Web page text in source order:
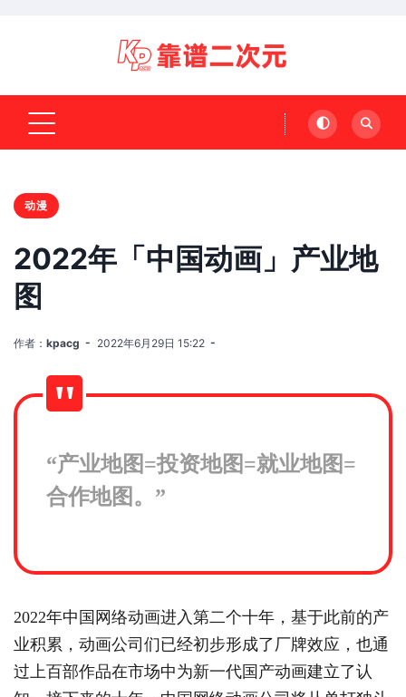
动漫
2022年「中国动画」产业地
图
作者： kpacg 2022年6月29日 15:22
“产业地图=投资地图=就业地图=
合作地图。”
2022年中国网络动画进入第二个十年，基于此前的产
业积累，动画公司们已经初步形成了厂牌效应，也通
过上百部作品在市场中为新一代国产动画建立了认